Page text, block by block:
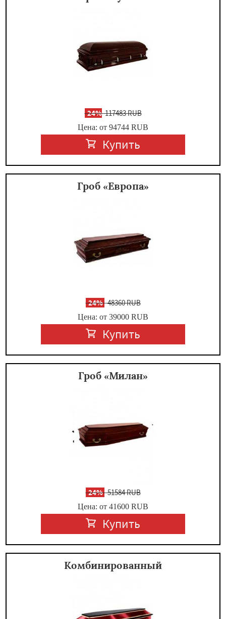
-24%117483 RUB
Цена: от 94744 RUB
Купить
Гроб «Европа»
-24%48360 RUB
Цена: от 39000 RUB
Купить
Гроб «Милан»
-24%51584 RUB
Цена: от 41600 RUB
Купить
Комбинированный